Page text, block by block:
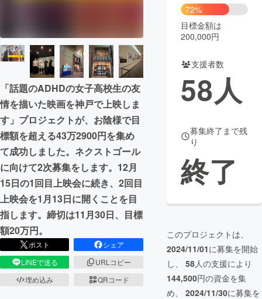
「話題のADHDの女子高校生の友
情を描いた映画を神戸で上映しま
す」プロジェクトが、お陰様で目
標額を超える43万2900円を集め
て成功しました。ネクストゴール
に向けて2次募集をします。12月
15日の1回目上映会に続き、2回目
上映会を1月13日に開くことを目
指します。締切は11月30日、目標
額20万円。
ポスト
シェア
LINEで送る
URLコピー
埋め込み
QRコード
72%
目標金額は
200,000円
支援者数
58人
募集終了まで残
り
終了
このプロジェクトは、
2024/11/01に募集を開始
し、 58人の支援により
144,500円の資金を集
め、 2024/11/30に募集を